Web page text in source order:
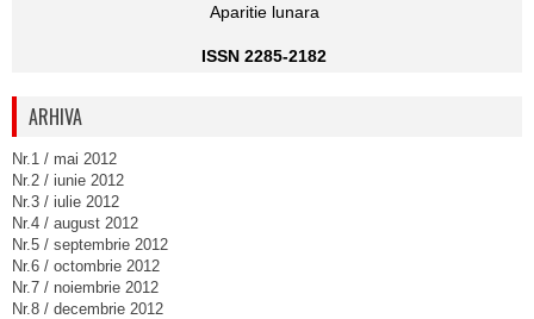
Aparitie lunara
ISSN 2285-2182
ARHIVA
Nr.1 / mai 2012
Nr.2 / iunie 2012
Nr.3 / iulie 2012
Nr.4 / august 2012
Nr.5 / septembrie 2012
Nr.6 / octombrie 2012
Nr.7 / noiembrie 2012
Nr.8 / decembrie 2012